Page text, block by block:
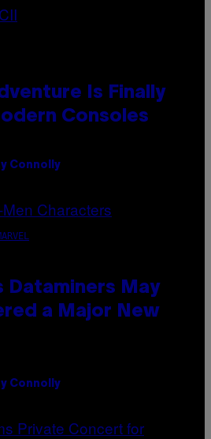
Is Finally
Consoles
Connolly
Dataminers May
a Major New
Connolly